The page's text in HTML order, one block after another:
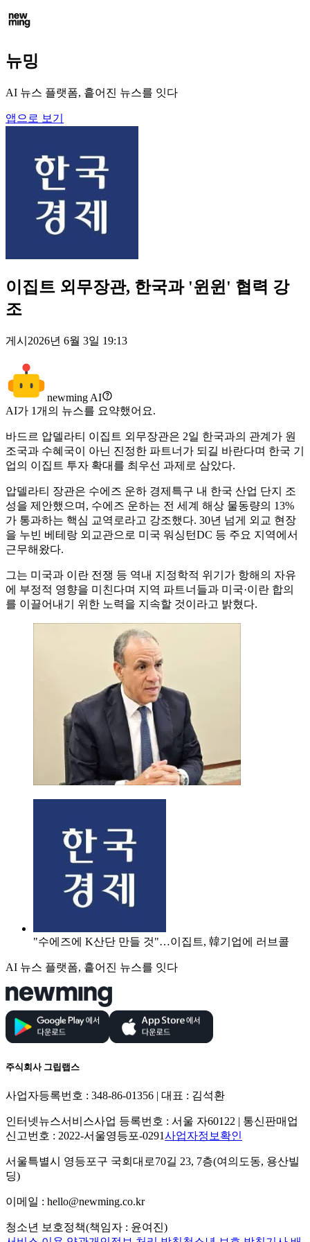
뉴밍
AI 뉴스 플랫폼, 흩어진 뉴스를 잇다
앱으로 보기
이집트 외무장관, 한국과 '윈윈' 협력 강
조
게시 2026년 6월 3일 19:13
newming AI
AI가 1개의 뉴스를 요약했어요.
바드르 압델라티 이집트 외무장관은 2일 한국과의 관계가 원
조국과 수혜국이 아닌 진정한 파트너가 되길 바란다며 한국 기
업의 이집트 투자 확대를 최우선 과제로 삼았다.
압델라티 장관은 수에즈 운하 경제특구 내 한국 산업 단지 조
성을 제안했으며, 수에즈 운하는 전 세계 해상 물동량의 13%
가 통과하는 핵심 교역로라고 강조했다. 30년 넘게 외교 현장
을 누빈 베테랑 외교관으로 미국 워싱턴DC 등 주요 지역에서
근무해왔다.
그는 미국과 이란 전쟁 등 역내 지정학적 위기가 항해의 자유
에 부정적 영향을 미친다며 지역 파트너들과 미국·이란 합의
를 이끌어내기 위한 노력을 지속할 것이라고 밝혔다.
"수에즈에 K산단 만들 것"…이집트, 韓기업에 러브콜
AI 뉴스 플랫폼, 흩어진 뉴스를 잇다
주식회사 그립랩스
사업자등록번호 : 348-86-01356 | 대표 : 김석환
인터넷뉴스서비스사업 등록번호 : 서울 자60122 | 통신판매업
신고번호 : 2022-서울영등포-0291사업자정보확인
서울특별시 영등포구 국회대로70길 23, 7층(여의도동, 용산빌
딩)
이메일 : hello@newming.co.kr
청소년 보호정책(책임자 : 윤여진)